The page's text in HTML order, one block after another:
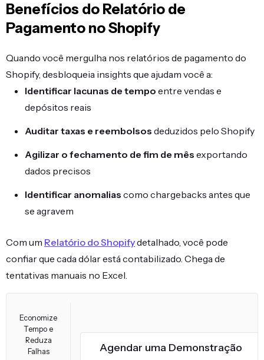
Benefícios do Relatório de
Pagamento no Shopify
Quando você mergulha nos relatórios de pagamento do
Shopify, desbloqueia insights que ajudam você a:
Identificar lacunas de tempo entre vendas e
depósitos reais
Auditar taxas e reembolsos deduzidos pelo Shopify
Agilizar o fechamento de fim de mês exportando
dados precisos
Identificar anomalias como chargebacks antes que
se agravem
Com um Relatório do Shopifydetalhado, você pode
confiar que cada dólar está contabilizado. Chega de
tentativas manuais no Excel.
Economize
Tempo e
Reduza
Falhas
Agendar uma Demonstração